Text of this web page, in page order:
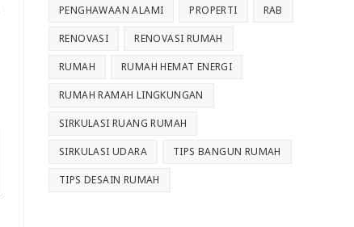
PENGHAWAAN ALAMI PROPERTI RAB
RENOVASI RENOVASI RUMAH
RUMAH RUMAH HEMAT ENERGI
RUMAH RAMAH LINGKUNGAN
SIRKULASI RUANG RUMAH
SIRKULASI UDARA TIPS BANGUN RUMAH
TIPS DESAIN RUMAH